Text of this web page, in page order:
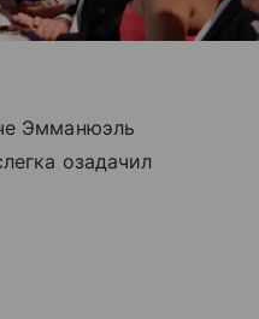
Эмманюэль
озадачил